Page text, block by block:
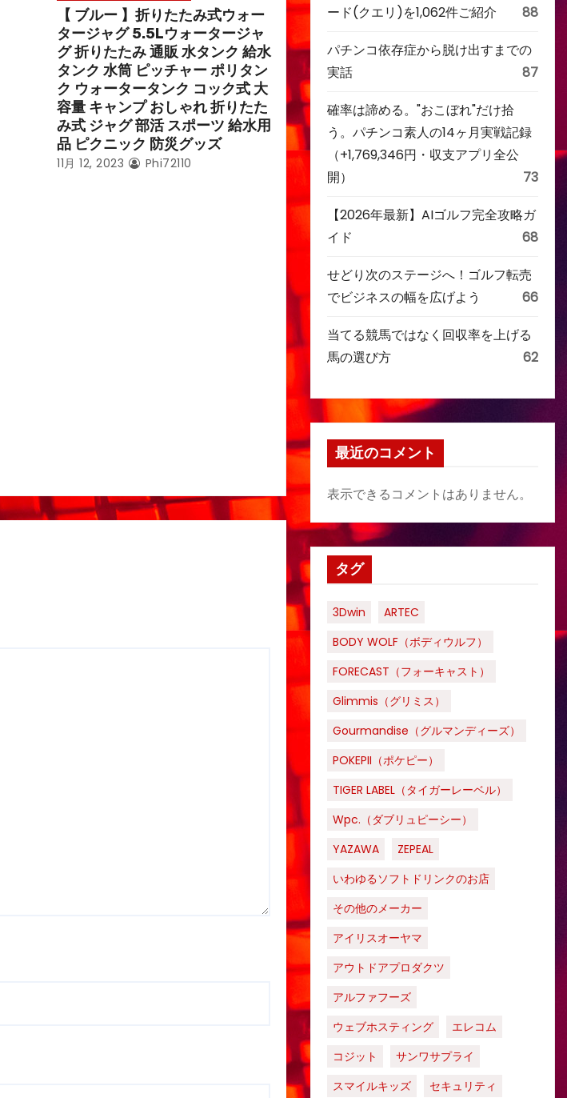
【 ブルー 】折りたたみ式ウォー
タージャグ 5.5Lウォータージャ
グ 折りたたみ 通販 水タンク 給水
タンク 水筒 ピッチャー ポリタン
ク ウォータータンク コック式 大
容量 キャンプ おしゃれ 折りたた
み式 ジャグ 部活 スポーツ 給水用
品 ピクニック 防災グッズ
11月 12, 2023 Phi72110
ード(クエリ)を1,062件ご紹介
88
パチンコ依存症から脱け出すまでの
実話
87
確率は諦める。"おこぼれ"だけ拾
う。パチンコ素人の14ヶ月実戦記録
（+1,769,346円・収支アプリ全公
開）
73
【2026年最新】AIゴルフ完全攻略ガ
イド
68
せどり次のステージへ！ゴルフ転売
でビジネスの幅を広げよう
66
当てる競馬ではなく回収率を上げる
馬の選び方
62
最近のコメント
表示できるコメントはありません。
タグ
3Dwin
ARTEC
BODY WOLF（ボディウルフ）
FORECAST（フォーキャスト）
Glimmis（グリミス）
Gourmandise（グルマンディーズ）
POKEPII（ポケピー）
TIGER LABEL（タイガーレーベル）
Wpc.（ダブリュピーシー）
YAZAWA
ZEPEAL
いわゆるソフトドリンクのお店
その他のメーカー
アイリスオーヤマ
アウトドアプロダクツ
アルファフーズ
ウェブホスティング
エレコム
コジット
サンワサプライ
スマイルキッズ
セキュリティ